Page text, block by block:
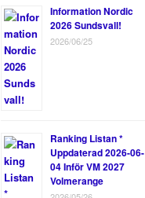
Information Nordic
2026 Sundsvall!
2026/06/25
Ranking Listan *
Uppdaterad 2026-06-
04 Inför VM 2027
Volmerange